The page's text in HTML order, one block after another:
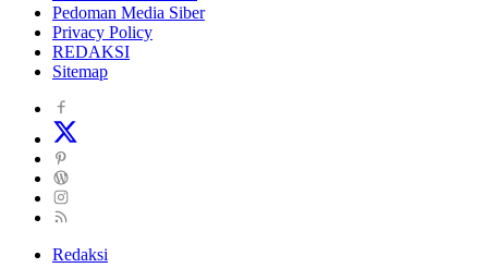
Pedoman Media Siber
Privacy Policy
REDAKSI
Sitemap
Redaksi